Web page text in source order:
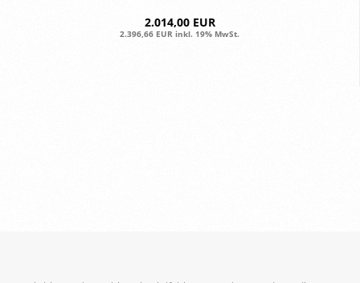
2.014,00 EUR
2.396,66 EUR inkl. 19% MwSt.